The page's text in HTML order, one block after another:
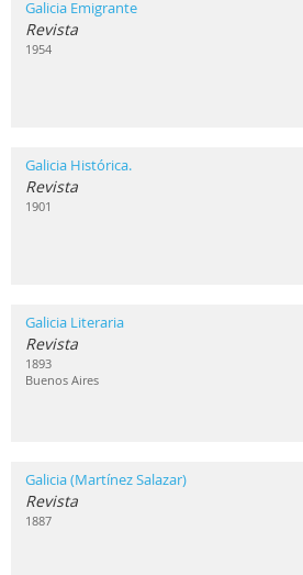
Galicia Emigrante
Revista
1954
Galicia Histórica.
Revista
1901
Galicia Literaria
Revista
1893
Buenos Aires
Galicia (Martínez Salazar)
Revista
1887